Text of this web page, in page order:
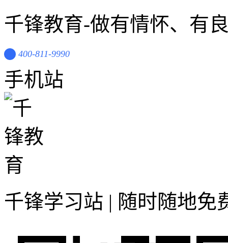
千锋教育-做有情怀、有
400-811-9990
手机站
千锋学习站 | 随时随地免